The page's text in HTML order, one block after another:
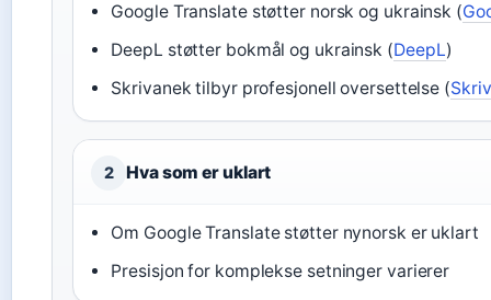
Google Translate støtter norsk og ukrainsk (
DeepL støtter bokmål og ukrainsk (DeepL)
Skrivanek tilbyr profesjonell oversettelse (
2 Hva som er uklart
Om Google Translate støtter nynorsk er uklart
Presisjon for komplekse setninger varierer